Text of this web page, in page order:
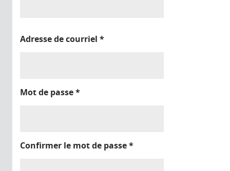
Adresse de courriel *
Mot de passe*
Confirmer le mot de passe*